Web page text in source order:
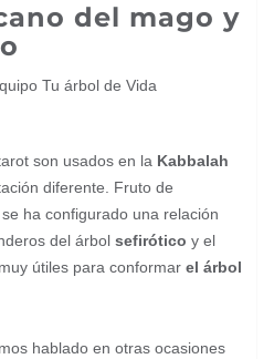
del mago y
Tu árbol de Vida
son usados en la Kabbalah
diferente. Fruto de
ha configurado una relación
del árbol sefirótico y el
útiles para conformar el árbol
hablado en otras ocasiones